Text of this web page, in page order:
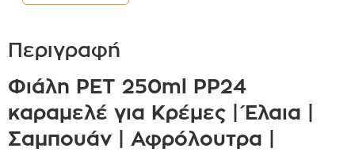
Περιγραφή
Φιάλη PET 250ml PP24
καραμελέ για Κρέμες | Έλαια |
Σαμπουάν | Αφρόλουτρα |